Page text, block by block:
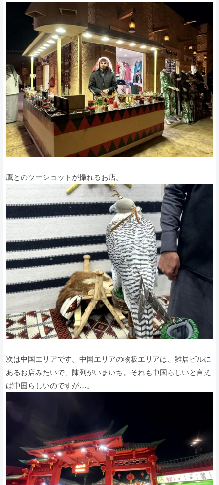
鷹とのツーショットが撮れるお店。
次は中国エリアです。中国エリアの物販エリアは、雑居ビルに
あるお店みたいで、陳列がいまいち。それも中国らしいと言え
ば中国らしいのですが…。